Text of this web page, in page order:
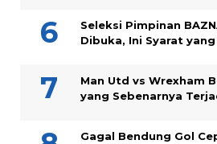
Seleksi Pimpinan
Dibuka, Ini Syarat
Man Utd vs Wrexham
yang Sebenarnya
Gagal Bendung Gol